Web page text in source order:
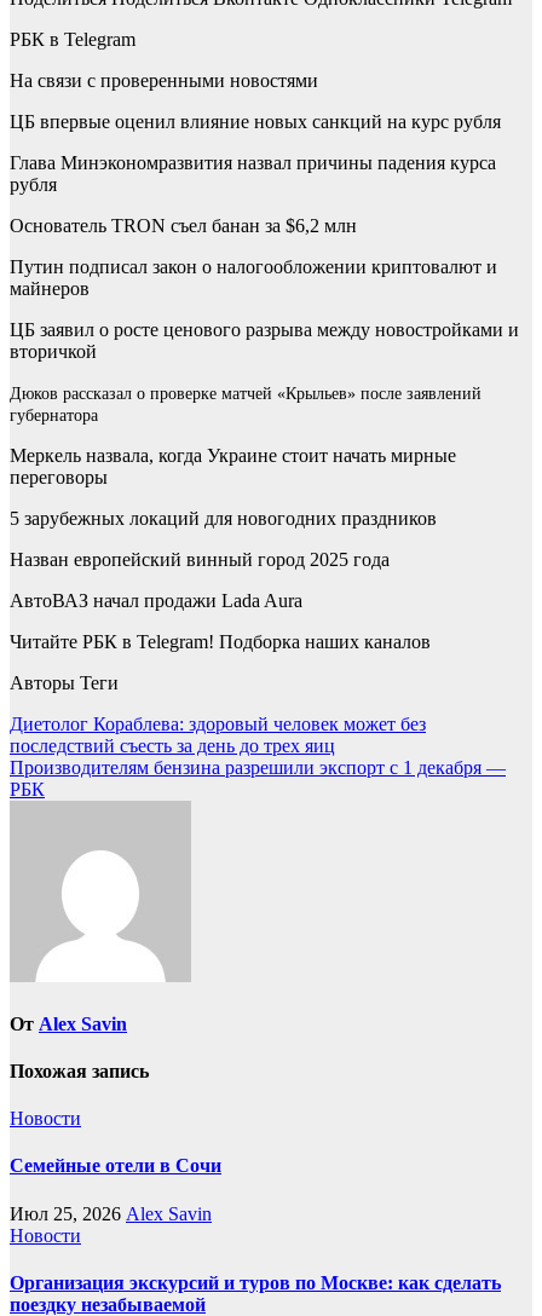
РБК в Telegram
На связи с проверенными новостями
ЦБ впервые оценил влияние новых санкций на курс рубля
Глава Минэкономразвития назвал причины падения курса
рубля
Основатель TRON съел банан за $6,2 млн
Путин подписал закон о налогообложении криптовалют и
майнеров
ЦБ заявил о росте ценового разрыва между новостройками и
вторичкой
Дюков рассказал о проверке матчей «Крыльев» после заявлений
губернатора
Меркель назвала, когда Украине стоит начать мирные
переговоры
5 зарубежных локаций для новогодних праздников
Назван европейский винный город 2025 года
АвтоВАЗ начал продажи Lada Aura
Читайте РБК в Telegram! Подборка наших каналов
Авторы Теги
Навигация
по
записям
Диетолог Кораблева: здоровый человек может без
последствий съесть за день до трех яиц
Производителям бензина разрешили экспорт с 1 декабря —
РБК
От Alex Savin
Похожая запись
Новости
Семейные отели в Сочи
Июл 25, 2026 Alex Savin
Новости
Организация экскурсий и туров по Москве: как сделать
поездку незабываемой